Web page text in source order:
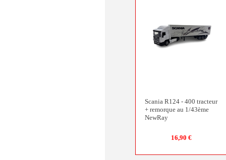
Scania R124 - 400 tracteur
+ remorque au 1/43ème
NewRay
16,90 €